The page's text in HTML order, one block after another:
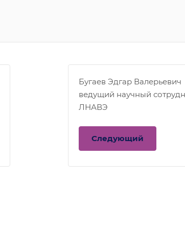
Бугаев Эдгар Валерьевич
ведущий научный
ЛНАВЭ
Следующий